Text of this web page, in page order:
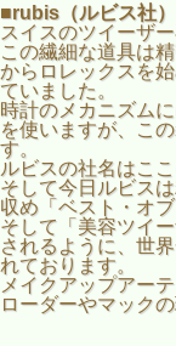
■rubis（ルビス社）
スイスのツイーザ
この繊細な道具は
からロレックスを
ていました。
時計のメカニズム
を使いますが、こ
す。
ルビスの社名はこ
そして今日ルビス
収め「ベスト・オ
そして「美容ツイ
されるように、世
れております。
メイクアップアー
ローダーやマック